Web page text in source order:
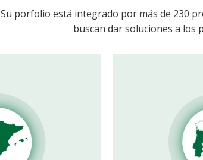
Su porfolio está integrado por más de 230
buscan dar soluciones a los